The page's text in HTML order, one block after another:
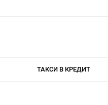
ТАКСИ В КРЕДИТ